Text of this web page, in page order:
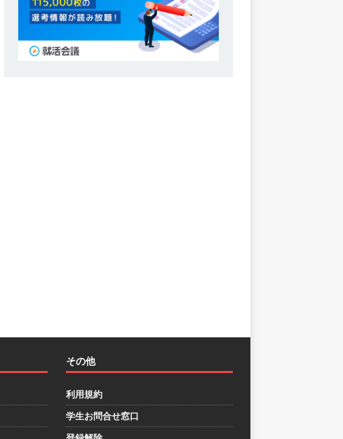
その他
利用規約
学生お問合せ窓口